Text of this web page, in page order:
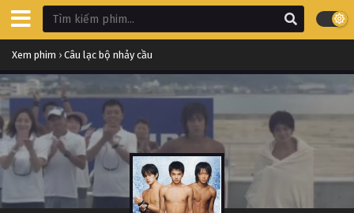
Xem phim › Câu lạc bộ nhảy cầu